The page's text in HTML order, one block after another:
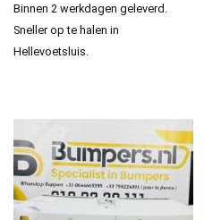
Binnen 2 werkdagen geleverd.
Sneller op te halen in
Hellevoetsluis.